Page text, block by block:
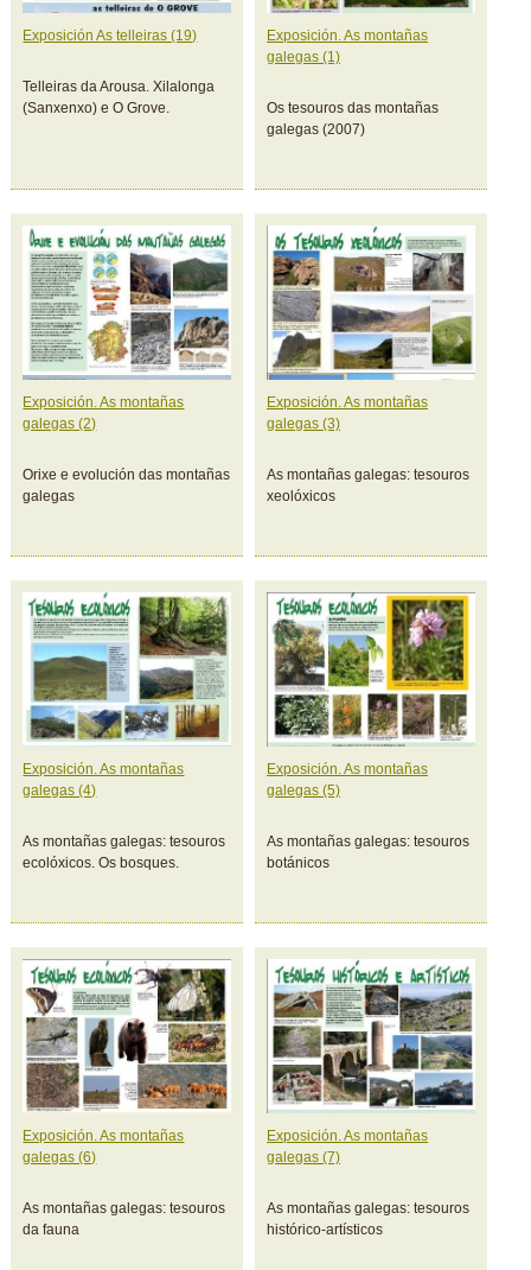
Exposición As telleiras (19)
Telleiras da Arousa. Xilalonga
(Sanxenxo) e O Grove.
Exposición. As montañas
galegas (1)
Os tesouros das montañas
galegas (2007)
Exposición. As montañas
galegas (2)
Orixe e evolución das montañas
galegas
Exposición. As montañas
galegas (3)
As montañas galegas: tesouros
xeolóxicos
Exposición. As montañas
galegas (4)
As montañas galegas: tesouros
ecolóxicos. Os bosques.
Exposición. As montañas
galegas (5)
As montañas galegas: tesouros
botánicos
Exposición. As montañas
galegas (6)
As montañas galegas: tesouros
da fauna
Exposición. As montañas
galegas (7)
As montañas galegas: tesouros
histórico-artísticos